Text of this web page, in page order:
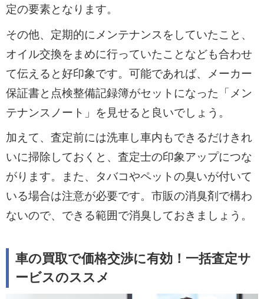
定の要素となります。
その他、定期的にメンテナンスをしていたこと、
オイル交換をまめに行っていたことなども合わせ
て伝えると好印象です。可能であれば、メーカー
保証書と点検整備記録簿がセットになった「メン
テナンスノート」を見せると良いでしょう。
加えて、査定前には洗車し車内もできるだけきれ
いに掃除しておくと、査定士の印象アップにつな
がります。また、タバコやペットの臭いが付いて
いる場合は注意が必要です。市販の消臭剤で構わ
ないので、できる範囲で消臭しておきましょう。
車の買取で価格交渉に有効！一括査定サ
ービスのススメ